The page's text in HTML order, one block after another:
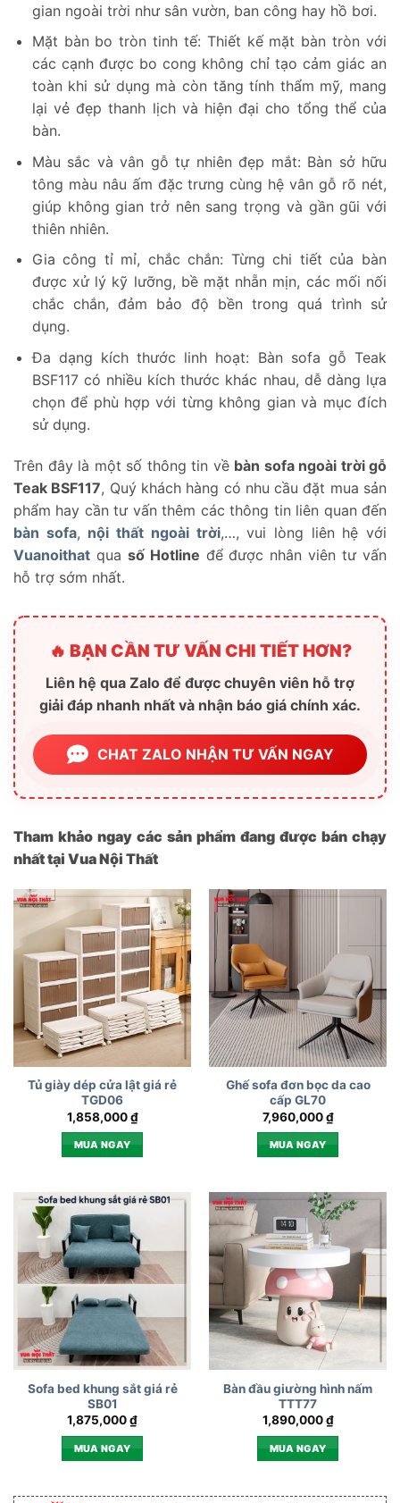
gian ngoài trời như sân vườn, ban công hay hồ bơi.
Mặt bàn bo tròn tinh tế: Thiết kế mặt bàn tròn với
các cạnh được bo cong không chỉ tạo cảm giác an
toàn khi sử dụng mà còn tăng tính thẩm mỹ, mang
lại vẻ đẹp thanh lịch và hiện đại cho tổng thể của
bàn.
Màu sắc và vân gỗ tự nhiên đẹp mắt: Bàn sở hữu
tông màu nâu ấm đặc trưng cùng hệ vân gỗ rõ nét,
giúp không gian trở nên sang trọng và gần gũi với
thiên nhiên.
Gia công tỉ mỉ, chắc chắn: Từng chi tiết của bàn
được xử lý kỹ lưỡng, bề mặt nhẵn mịn, các mối nối
chắc chắn, đảm bảo độ bền trong quá trình sử
dụng.
Đa dạng kích thước linh hoạt: Bàn sofa gỗ Teak
BSF117 có nhiều kích thước khác nhau, dễ dàng lựa
chọn để phù hợp với từng không gian và mục đích
sử dụng.
Trên đây là một số thông tin về bàn sofa ngoài trời gỗ
Teak BSF117, Quý khách hàng có nhu cầu đặt mua sản
phẩm hay cần tư vấn thêm các thông tin liên quan đến
bàn sofa, nội thất ngoài trời,…, vui lòng liên hệ với
Vuanoithat qua số Hotline để được nhân viên tư vấn
hỗ trợ sớm nhất.
🔥 BẠN CẦN TƯ VẤN CHI TIẾT HƠN?
Liên hệ qua Zalo để được chuyên viên hỗ trợ
giải đáp nhanh nhất và nhận báo giá chính xác.
CHAT ZALO NHẬN TƯ VẤN NGAY
Tham khảo ngay các sản phẩm đang được bán chạy
nhất tại Vua Nội Thất
Tủ giày dép cửa lật giá rẻ
TGD06
1,858,000₫
MUA NGAY
Ghế sofa đơn bọc da cao
cấp GL70
7,960,000₫
MUA NGAY
Sofa bed khung sắt giá rẻ
SB01
1,875,000₫
MUA NGAY
Bàn đầu giường hình nấm
TTT77
1,890,000₫
MUA NGAY